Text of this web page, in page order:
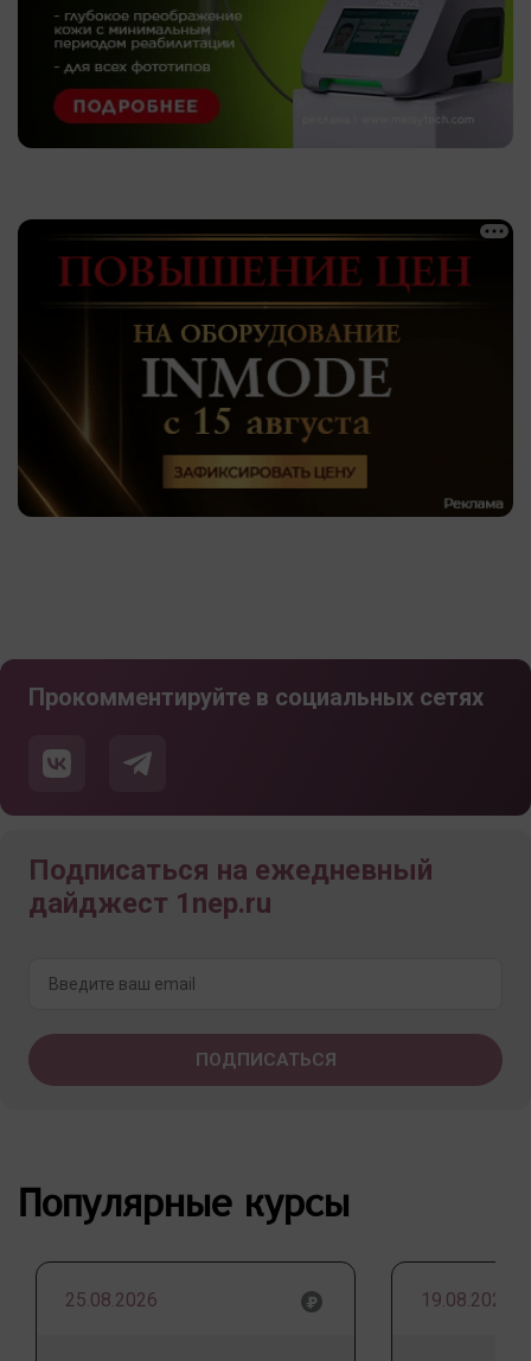
Прокомментируйте в социальных сетях
Подписаться на ежедневный
дайджест 1nep.ru
Популярные курсы
25.08.2026 19.08.2026